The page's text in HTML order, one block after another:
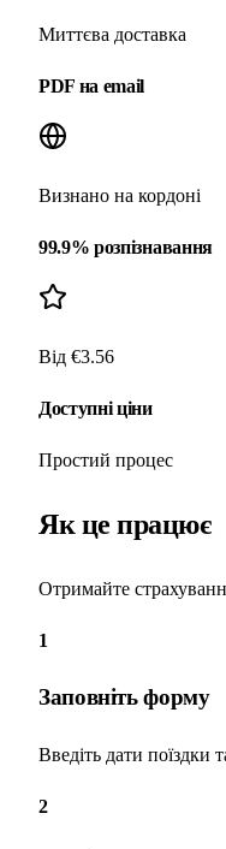
Миттєва доставка
PDF на email
Визнано на кордоні
99.9% розпізнавання
Від €3.56
Доступні ціни
Простий процес
Як це працює
Отримайте
1
Заповніть форму
Введіть дати поїздки
2